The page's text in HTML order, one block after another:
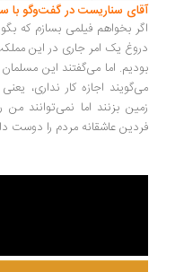
سناریست در گفت‌وگو با سعید
بخواهم فیلمی بسازم که بگویم
یک امر جاری در این مملکت
اما می‌گفتند این مسلمان
اجازه کار نداری، یعنی با
بزنند اما نمی‌توانند من را
عاشقانه مردم را دوست داشت ...